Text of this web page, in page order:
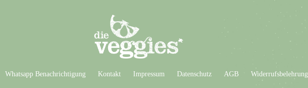
Whatsapp Benachrichtigung Kontakt Impressum Datenschutz AGB Widerrufsbelehrung